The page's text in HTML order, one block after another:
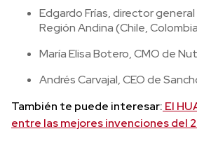
Edgardo Frías, director
Región Andina (Chile,
María Elisa Botero, CMO de
Andrés Carvajal, CEO de
También te puede interesar: El
entre las mejores invenciones del